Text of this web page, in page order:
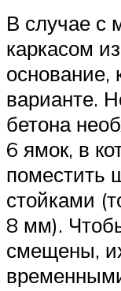
В случае с
каркасом
основание,
варианте.
бетона
6 ямок, в
поместить
стойками
8 мм).
смещены,